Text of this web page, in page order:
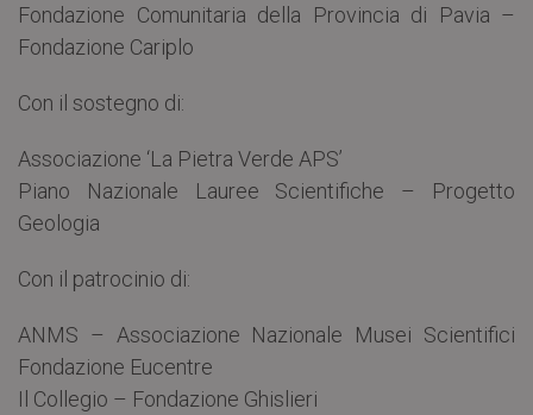
Fondazione Comunitaria della Provincia di Pavia –
Fondazione Cariplo
Con il sostegno di:
Associazione ‘La Pietra Verde APS’
Piano Nazionale Lauree Scientifiche – Progetto
Geologia
Con il patrocinio di:
ANMS – Associazione Nazionale Musei Scientifici
Fondazione Eucentre
Il Collegio – Fondazione Ghislieri